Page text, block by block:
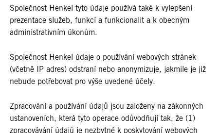
Společnost Henkel tyto údaje používá také k vylepšení
prezentace služeb, funkcí a funkcionalit a k obecným
administrativním úkonům.
Společnost Henkel údaje o používání webových stránek
(včetně IP adres) odstraní nebo anonymizuje, jakmile je již
nebude potřebovat pro výše uvedené účely.
Zpracování a používání údajů jsou založeny na zákonných
ustanoveních, která tyto operace odůvodňují tak, že (1)
zpracovávání údajů je nezbytné k poskytování webových